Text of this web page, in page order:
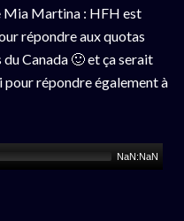
Mia Martina : HFH est
répondre aux quotas
Canada 🙂 et ça serait
répondre également à
NaN:NaN